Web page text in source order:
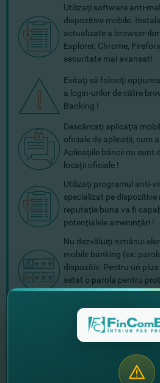
Utilizaţi software anti-
dispozitive mobile.
actualizate a browser-
Explorer, Chrome,
securitate mai avansat!
Evitaţi să folosiţi
a login-urilor de către
Banking !
Descărcaţi aplicaţia
oficiale de aplicaţii, cum
Aplicaţiile băncii nu sunt
locaţii oficiale !
Utilizaţi programul anti-
specializat pe dispozitive
reputaţie buna va fi
potenţialele ameninţări !
Nu dezvăluiţi nimănui
mobile banking (ex:
dispozitiv. Pentru un
setat o parola pentru
telefonul mobil, tabletă
Evitaţi utilizarea reţelelor
efectuarea tranzacţiilor
fi utilizate pentru
În caz de pierdere, furt
neautorizată a